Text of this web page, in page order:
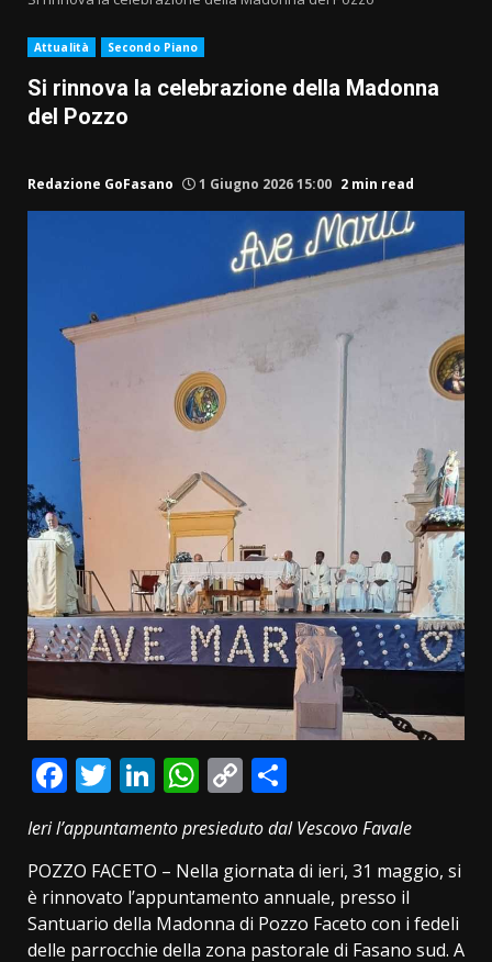
Attualità Secondo Piano
Si rinnova la celebrazione della Madonna
del Pozzo
Redazione GoFasano 1 Giugno 2026 15:00 2 min read
Facebook
Twitter
LinkedIn
WhatsApp
Copy
Link
Ieri l’appuntamento presieduto dal Vescovo Favale
POZZO FACETO – Nella giornata di ieri, 31 maggio, si
è rinnovato l’appuntamento annuale, presso il
Santuario della Madonna di Pozzo Faceto con i fedeli
delle parrocchie della zona pastorale di Fasano sud. A